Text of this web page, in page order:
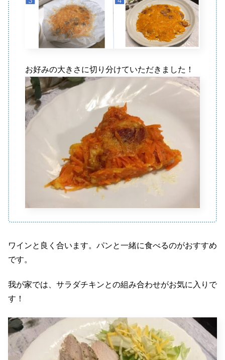
お好みの大きさに切り分けていただきました！
ワインと良く合います。パンと一緒に食べるのがおすすめ
です。
我が家では、サラダチキンとの組み合わせがお気に入りで
す！